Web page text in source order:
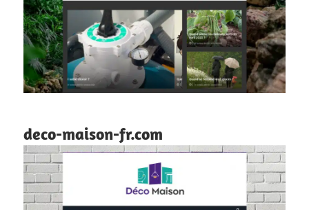
deco-maison-fr.com